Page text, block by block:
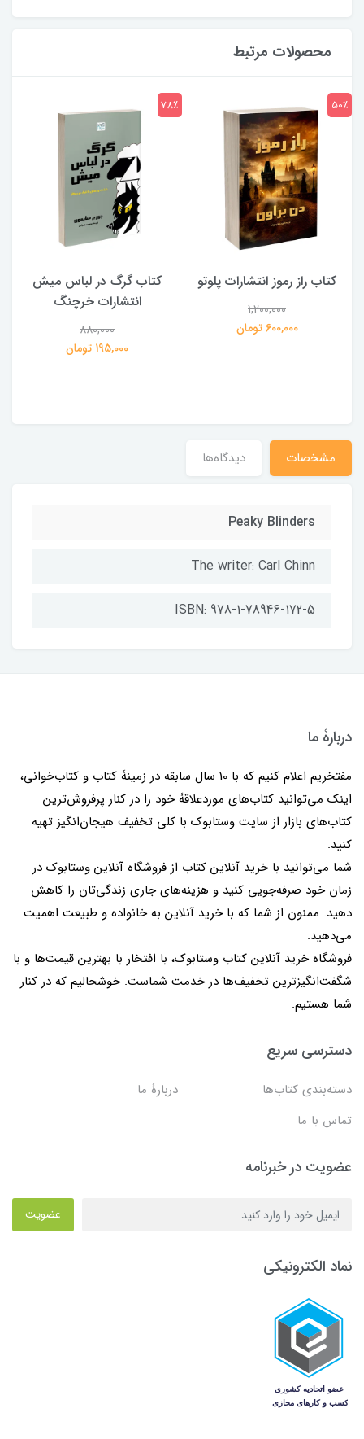
محصولات مرتبط
کتاب راز رموز انتشارات پلوتو
1,200,000
600,000 تومان
50٪
کتاب گرگ در لباس میش
انتشارات خرچنگ
880,000
195,000 تومان
78٪
مشخصات دیدگاه‌ها
Peaky Blinders
The writer: Carl Chinn
ISBN: 978-1-78946-172-5
دربارۀ ما
مفتخریم اعلام کنیم که با 10 سال سابقه در زمینۀ کتاب و کتاب‌خوانی،
اینک می‌توانید کتاب‌های موردعلاقۀ خود را در کنار پرفروش‌ترین
کتاب‌های بازار از سایت وستابوک با کلی تخفیف هیجان‌انگیز تهیه
کنید.
شما می‌توانید با خرید آنلاین کتاب از فروشگاه آنلاین وستابوک در
زمان خود صرفه‌جویی کنید و هزینه‌های جاری زندگی‌تان را کاهش
دهید. ممنون از شما که با خرید آنلاین به خانواده و طبیعت اهمیت
می‌دهید.
فروشگاه خرید آنلاین کتاب وستابوک، با افتخار با بهترین قیمت‌ها و با
شگفت‌انگیزترین تخفیف‌ها در خدمت شماست. خوشحالیم که در کنار
شما هستیم.
دسترسی سریع
دسته‌بندی کتاب‌ها
دربارۀ ما
تماس با ما
عضویت در خبرنامه
عضویت
نماد الکترونیکی